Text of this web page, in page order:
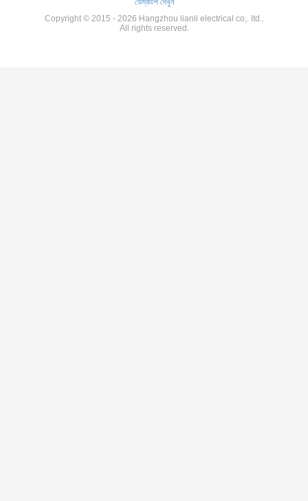
ডেস্কটপ দেখুন
Copyright © 2015 - 2026 Hangzhou lianli electrical co,. ltd..
All rights reserved.